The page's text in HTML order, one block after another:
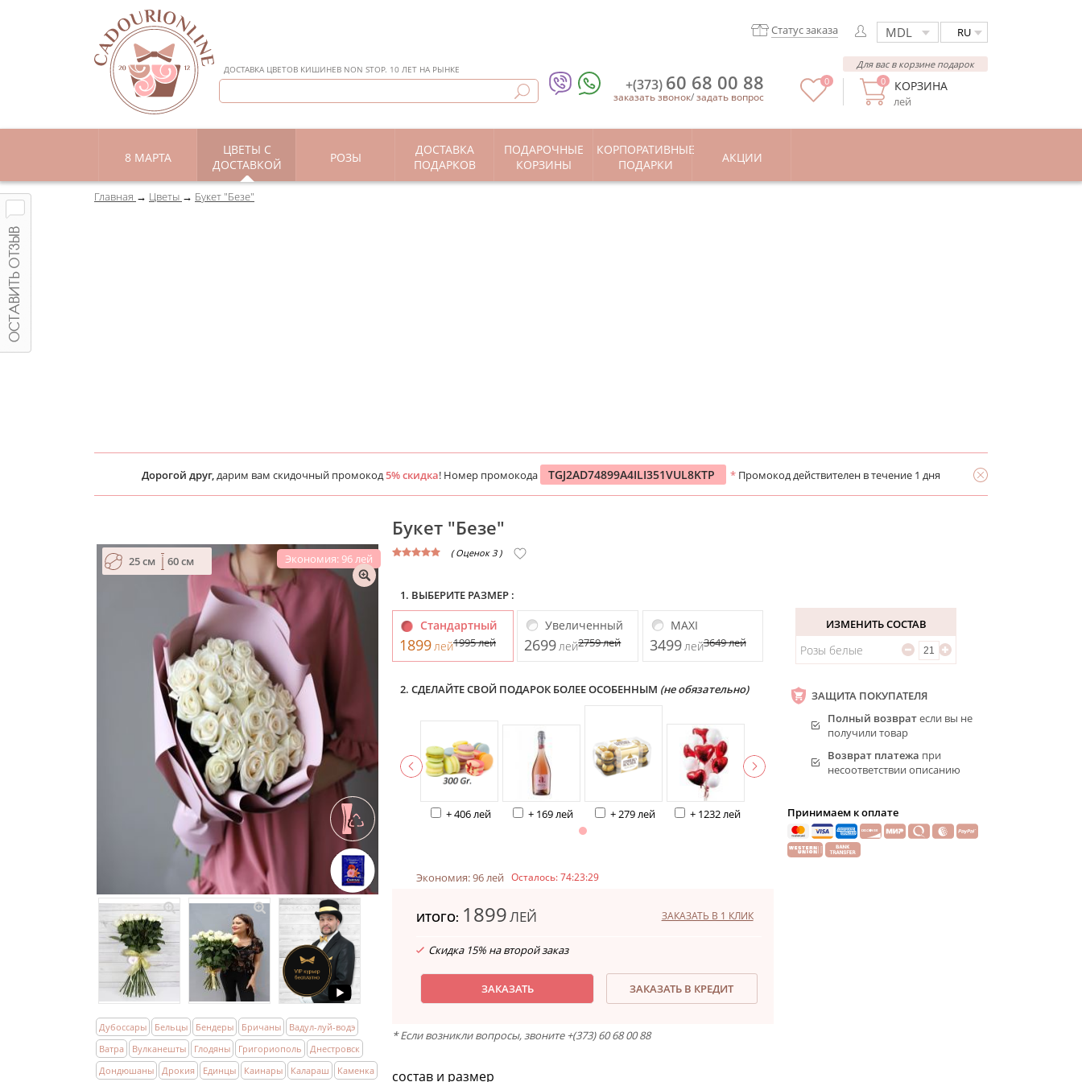
ДОСТАВКА ЦВЕТОВ КИШИНЕВ NON STOP. 10 ЛЕТ НА РЫНКЕ
RU
Статус заказа
КОРЗИНА
лей
0
Для вас в корзине подарок
0
+(373) 60 68 00 88
заказать звонок/задать вопрос
8 МАРТА
ЦВЕТЫ С
ДОСТАВКОЙ
РОЗЫ
ДОСТАВКА
ПОДАРКОВ
ПОДАРОЧНЫЕ
КОРЗИНЫ
КОРПОРАТИВНЫЕ
ПОДАРКИ
АКЦИИ
Главная Цветы Букет "Безе"
Дорогой друг,дарим вам скидочный промокод5% скидка! Номер промокода TGJ2AD74899A4ILI351VUL8KTP * Промокод действителен в течение 1 дня
25 см 60 см Экономия: 96 лей
Дубоссары Бельцы Бендеры Бричаны
Вадул-луй-водэ
Ватра
Вулканешты Глодяны Григориополь
Днестровск
Дондюшаны
Дрокия Единцы Каинары Калараш
Каменка
Букет "Безе"
( Оценок 3 )
1. ВЫБЕРИТЕ РАЗМЕР :
Стандартный
1899 лей1995лей
Увеличенный
2699 лей2759лей
MAXI
3499 лей3649лей
2. СДЕЛАЙТЕ СВОЙ ПОДАРОК БОЛЕЕ ОСОБЕННЫМ (не обязательно)
+ 406 лей + 169 лей + 279 лей + 1232 лей
Экономия: 96 лей Осталось:74:23:28
ИТОГО: 1899ЛЕЙ ЗАКАЗАТЬ В 1 КЛИК
Скидка 15% на второй заказ
ЗАКАЗАТЬ ЗАКАЗАТЬ В КРЕДИТ
* Если возникли вопросы, звоните +(373) 60 68 00 88
состав и размер
ИЗМЕНИТЬ СОСТАВ
Розы белые
ЗАЩИТА ПОКУПАТЕЛЯ
Полный возвратесли вы не
получили товар
Возврат платежа при
несоответствии описанию
Принимаем к оплате